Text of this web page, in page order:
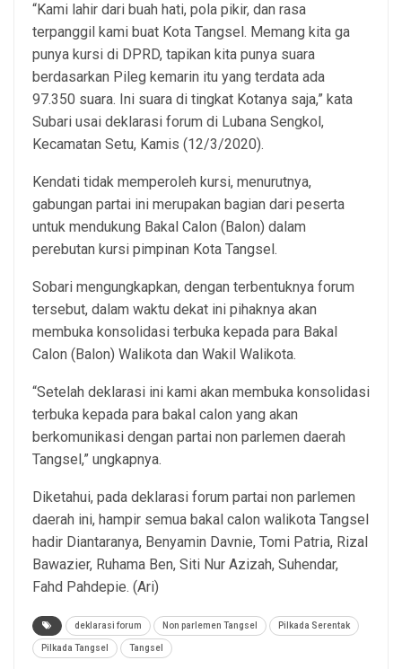
“Kami lahir dari buah hati, pola pikir, dan rasa
terpanggil kami buat Kota Tangsel. Memang kita ga
punya kursi di DPRD, tapikan kita punya suara
berdasarkan Pileg kemarin itu yang terdata ada
97.350 suara. Ini suara di tingkat Kotanya saja,” kata
Subari usai deklarasi forum di Lubana Sengkol,
Kecamatan Setu, Kamis (12/3/2020).
Kendati tidak memperoleh kursi, menurutnya,
gabungan partai ini merupakan bagian dari peserta
untuk mendukung Bakal Calon (Balon) dalam
perebutan kursi pimpinan Kota Tangsel.
Sobari mengungkapkan, dengan terbentuknya forum
tersebut, dalam waktu dekat ini pihaknya akan
membuka konsolidasi terbuka kepada para Bakal
Calon (Balon) Walikota dan Wakil Walikota.
“Setelah deklarasi ini kami akan membuka konsolidasi
terbuka kepada para bakal calon yang akan
berkomunikasi dengan partai non parlemen daerah
Tangsel,” ungkapnya.
Diketahui, pada deklarasi forum partai non parlemen
daerah ini, hampir semua bakal calon walikota Tangsel
hadir Diantaranya, Benyamin Davnie, Tomi Patria, Rizal
Bawazier, Ruhama Ben, Siti Nur Azizah, Suhendar,
Fahd Pahdepie. (Ari)
deklarasi forum Non parlemen Tangsel Pilkada Serentak
Pilkada Tangsel Tangsel